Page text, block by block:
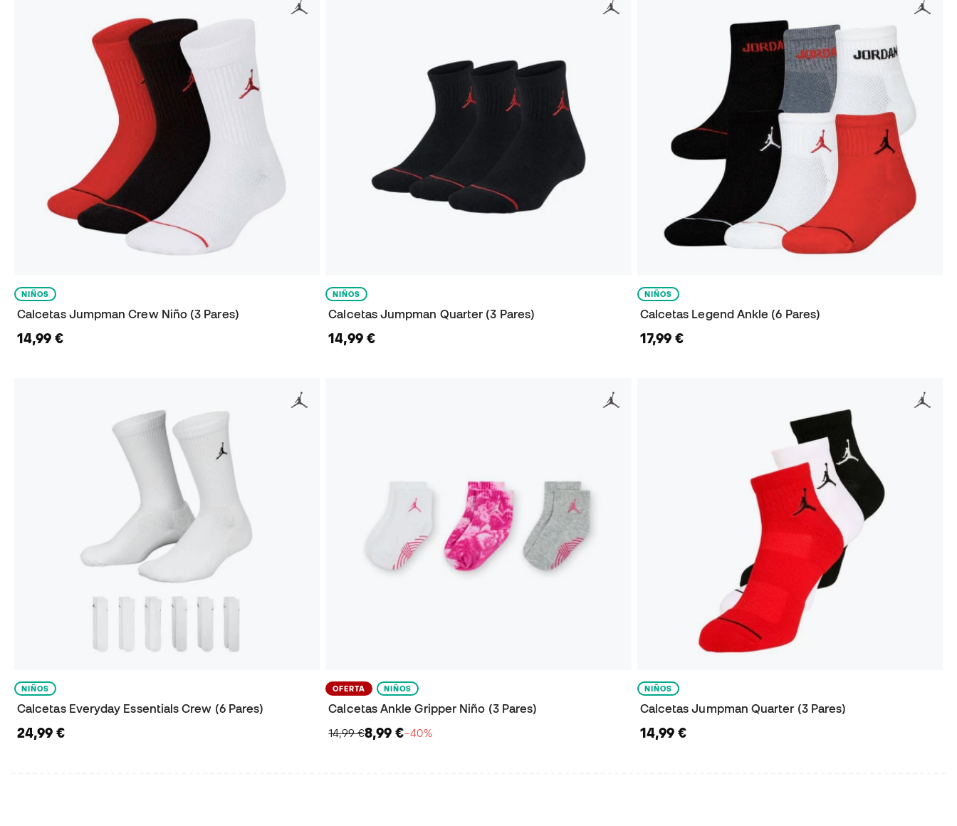
NIÑOS
Calcetas Jumpman Crew Niño (3 Pares)
14,99 €
NIÑOS
Calcetas Jumpman Quarter (3 Pares)
14,99 €
NIÑOS
Calcetas Legend Ankle (6 Pares)
17,99 €
NIÑOS
Calcetas Everyday Essentials Crew (6 Pares)
24,99 €
OFERTA NIÑOS
Calcetas Ankle Gripper Niño (3 Pares)
14,99 €8,99 €−40%
NIÑOS
Calcetas Jumpman Quarter (3 Pares)
14,99 €